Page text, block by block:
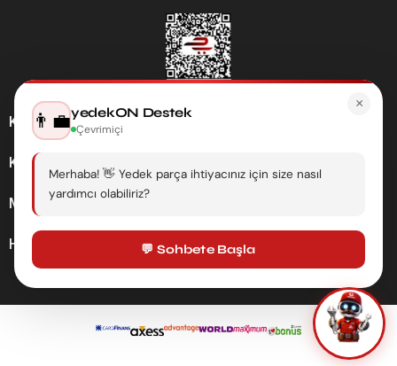
Kategoriler
Kurumsal
Müşteri Hizmetleri
Hesabım
×
👨‍💼yedekON Destek
Çevrimiçi
Merhaba! 👋 Yedek parça ihtiyacınız için size nasıl
yardımcı olabiliriz?
💬 Sohbete Başla